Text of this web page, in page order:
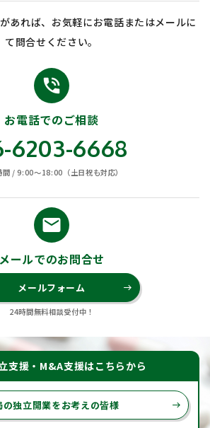
あれば、お気軽にお電話またはメールに
て問合せください。
phone_in_talk
お電話でのご相談
6203-6668
間 / 9:00〜18:00（土日祝も対応）
email
メールでのお問合せ
メールフォーム east
24時間無料相談受付中！
支援・M&A支援はこちらから
の独立開業をお考えの皆様 east